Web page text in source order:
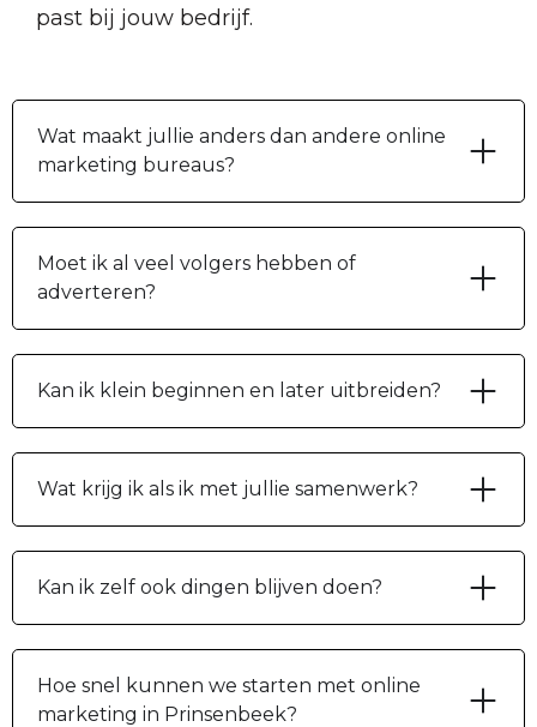
past bij jouw bedrijf.
Wat maakt jullie anders dan andere online
marketing bureaus?
Moet ik al veel volgers hebben of
adverteren?
Kan ik klein beginnen en later uitbreiden?
Wat krijg ik als ik met jullie samenwerk?
Kan ik zelf ook dingen blijven doen?
Hoe snel kunnen we starten met online
marketing in Prinsenbeek?